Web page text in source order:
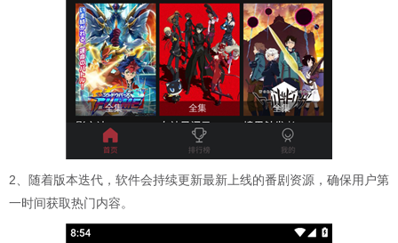
2、随着版本迭代，软件会持续更新最新上线的番剧资源，确保用户第
一时间获取热门内容。